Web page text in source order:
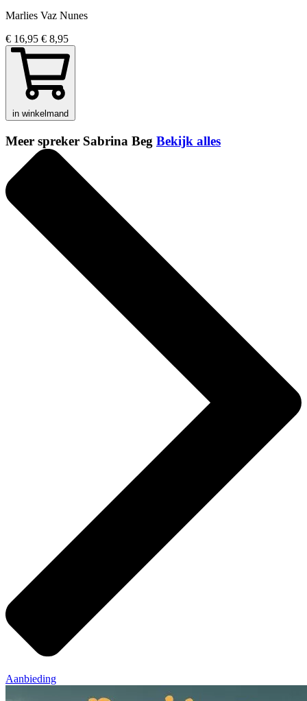
Marlies Vaz Nunes
€ 16,95 € 8,95
in winkelmand
Meer spreker Sabrina Beg Bekijk alles
Aanbieding